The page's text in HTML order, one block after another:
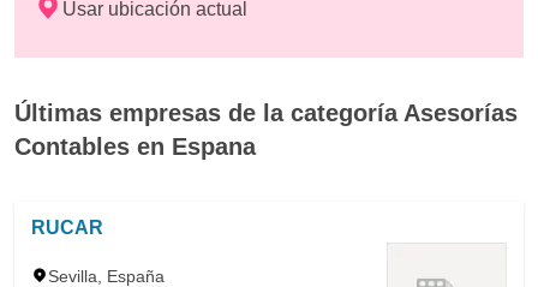
Usar ubicación actual
Últimas empresas de la categoría Asesorías
Contables en Espana
RUCAR
Sevilla, España